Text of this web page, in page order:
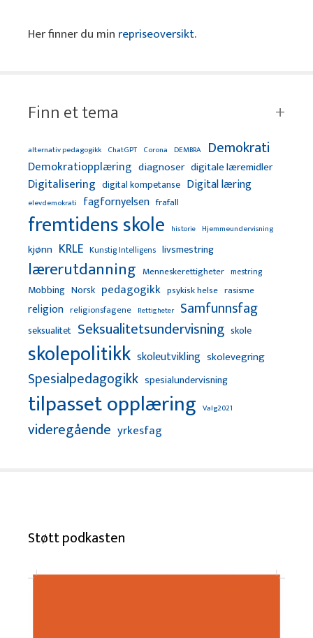
Her finner du min repriseoversikt.
Finn et tema
alternativ pedagogikk ChatGPT Corona DEMBRA Demokrati
Demokratiopplæring diagnoser digitale læremidler
Digitalisering digital kompetanse Digital læring
elevdemokrati fagfornyelsen frafall
fremtidens skole historie Hjemmeundervisning
kjønn KRLE Kunstig Intelligens livsmestring
lærerutdanning Menneskerettigheter mestring
Mobbing Norsk pedagogikk psykisk helse rasisme
religion religionsfagene Rettigheter Samfunnsfag
seksualitet Seksualitetsundervisning skole
skolepolitikk skoleutvikling skolevegring
Spesialpedagogikk spesialundervisning
tilpasset opplæring Valg2021
videregående yrkesfag
Støtt podkasten